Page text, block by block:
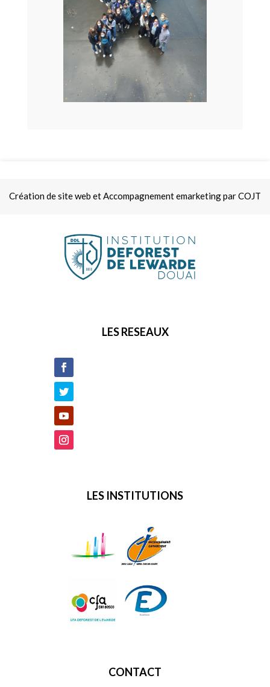
Création de site web et Accompagnement emarketing par COJT
LES RESEAUX
LES INSTITUTIONS
CONTACT